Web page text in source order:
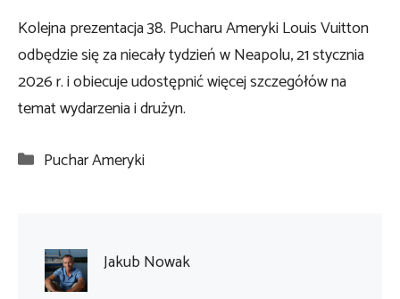
Kolejna prezentacja 38. Pucharu Ameryki Louis Vuitton
odbędzie się za niecały tydzień w Neapolu, 21 stycznia
2026 r. i obiecuje udostępnić więcej szczegółów na
temat wydarzenia i drużyn.
Kategorie
Puchar Ameryki
Jakub Nowak